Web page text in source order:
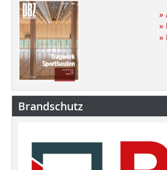
»
»
»
Brandschutz